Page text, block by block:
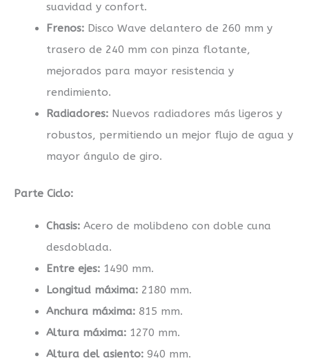
suavidad y confort.
Frenos:Disco Wave delantero de 260 mm y
trasero de 240 mm con pinza flotante,
mejorados para mayor resistencia y
rendimiento.
Radiadores:Nuevos radiadores más ligeros y
robustos, permitiendo un mejor flujo de agua y
mayor ángulo de giro.
Parte Ciclo:
Chasis:Acero de molibdeno con doble cuna
desdoblada.
Entre ejes:1490 mm.
Longitud máxima:2180 mm.
Anchura máxima:815 mm.
Altura máxima:1270 mm.
Altura del asiento:940 mm.